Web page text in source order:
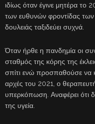
ιδίως όταν έγινε μητέρα το
των ευθυνών φροντίδας
δουλειάς ταξιδεύει συχνά.
Όταν ήρθε η πανδημία οι
σταθμός της κόρης της
σπίτι ενώ προσπαθούσε να
αρχές του 2021, ο
υπερκόπωση. Αναφέρει ότι
της υγεία.